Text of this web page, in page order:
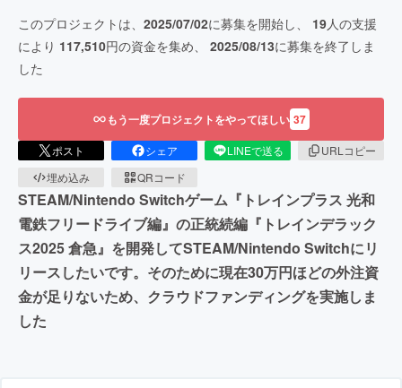
このプロジェクトは、 2025/07/02に募集を開始し、 19人の支援
により 117,510円の資金を集め、 2025/08/13に募集を終了しま
した
もう一度プロジェクトをやってほしい 37
ポスト シェア LINEで送る
URLコピー
埋め込み
QRコード
STEAM/Nintendo Switchゲーム『トレインプラス 光和
電鉄フリードライブ編』の正統続編『トレインデラック
ス2025 倉急』を開発してSTEAM/Nintendo Switchにリ
リースしたいです。そのために現在30万円ほどの外注資
金が足りないため、クラウドファンディングを実施しま
した